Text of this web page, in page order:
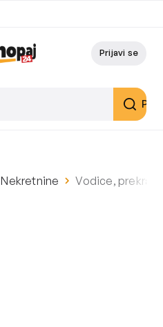
Prijavi se
Nekretnine Vodice,